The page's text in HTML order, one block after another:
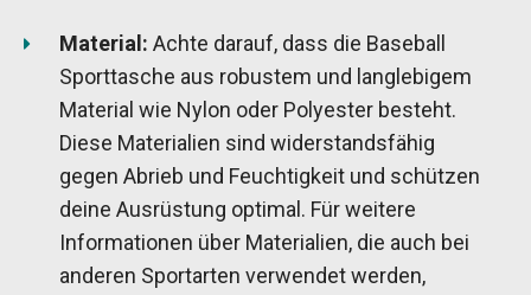
Material: Achte darauf, dass die Baseball
Sporttasche aus robustem und langlebigem
Material wie Nylon oder Polyester besteht.
Diese Materialien sind widerstandsfähig
gegen Abrieb und Feuchtigkeit und schützen
deine Ausrüstung optimal. Für weitere
Informationen über Materialien, die auch bei
anderen Sportarten verwendet werden,